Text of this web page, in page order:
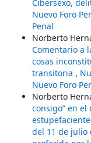
Cibersexo,
Nuevo Foro
Penal
Norberto
Comentario a
cosas
transitoria ,
Nuevo Foro
Norberto
consigo” en
del 11 de julio